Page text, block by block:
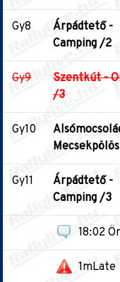
Gy8
Árpádtető -
Camping /2
Gy9
Szentkút -
/3
Gy10
Gy11
Árpádtető -
Camping /3
18:02
1mLate